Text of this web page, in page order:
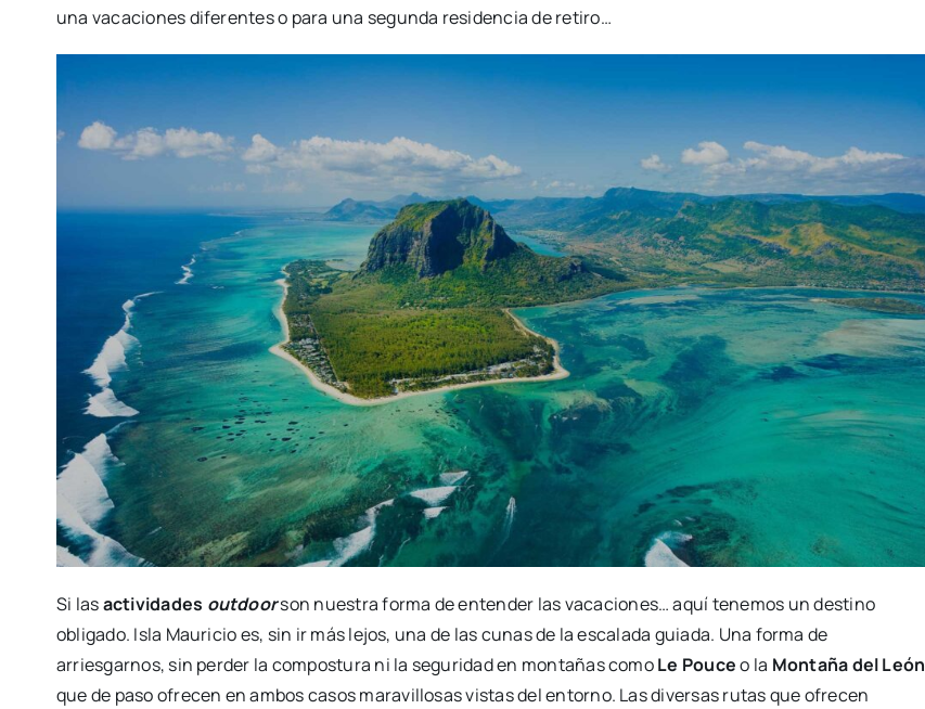
una vacaciones diferentes o para una segunda residencia de retiro…
Si lasactividades outdoorson nuestra forma de entender las vacaciones… aquí tenemos un destino
obligado. Isla Mauricio es, sin ir más lejos, una de las cunas de la escalada guiada. Una forma de
arriesgarnos, sin perder la compostura ni la seguridad en montañas comoLe Pouceo la Montaña del León
que de paso ofrecen en ambos casos maravillosas vistas del entorno. Las diversas rutas que ofrecen